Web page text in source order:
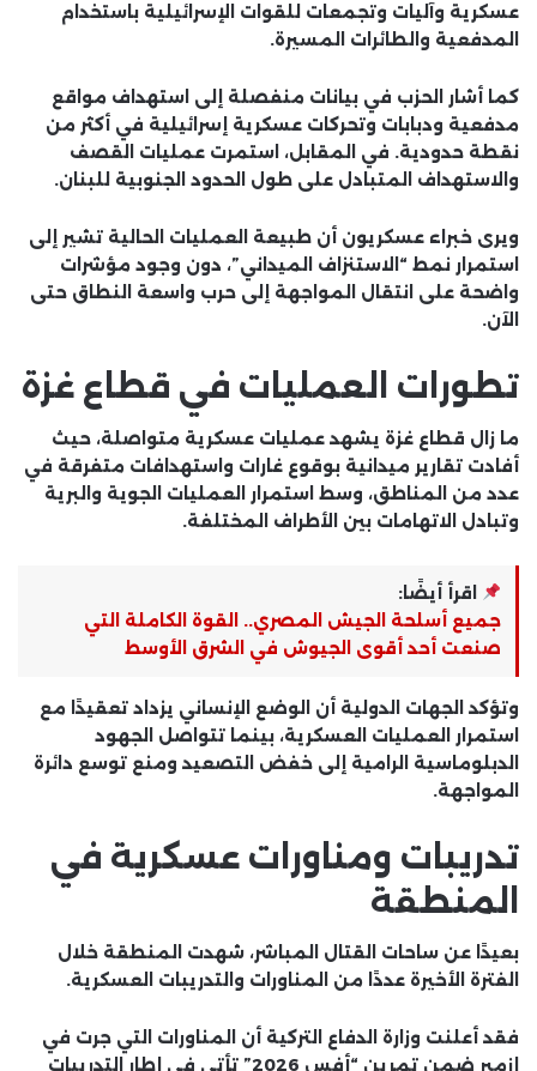
عسكرية وآليات وتجمعات للقوات الإسرائيلية باستخدام
المدفعية والطائرات المسيرة.
كما أشار الحزب في بيانات منفصلة إلى استهداف مواقع
مدفعية ودبابات وتحركات عسكرية إسرائيلية في أكثر من
نقطة حدودية. في المقابل، استمرت عمليات القصف
والاستهداف المتبادل على طول الحدود الجنوبية للبنان.
ويرى خبراء عسكريون أن طبيعة العمليات الحالية تشير إلى
استمرار نمط “الاستنزاف الميداني”، دون وجود مؤشرات
واضحة على انتقال المواجهة إلى حرب واسعة النطاق حتى
الآن.
تطورات العمليات في قطاع غزة
ما زال قطاع غزة يشهد عمليات عسكرية متواصلة، حيث
أفادت تقارير ميدانية بوقوع غارات واستهدافات متفرقة في
عدد من المناطق، وسط استمرار العمليات الجوية والبرية
وتبادل الاتهامات بين الأطراف المختلفة.
اقرأ أيضًا:
جميع أسلحة الجيش المصري.. القوة الكاملة التي
صنعت أحد أقوى الجيوش في الشرق الأوسط
وتؤكد الجهات الدولية أن الوضع الإنساني يزداد تعقيدًا مع
استمرار العمليات العسكرية، بينما تتواصل الجهود
الدبلوماسية الرامية إلى خفض التصعيد ومنع توسع دائرة
المواجهة.
تدريبات ومناورات عسكرية في
المنطقة
بعيدًا عن ساحات القتال المباشر، شهدت المنطقة خلال
الفترة الأخيرة عددًا من المناورات والتدريبات العسكرية.
فقد أعلنت وزارة الدفاع التركية أن المناورات التي جرت في
إزمير ضمن تمرين “أفس 2026” تأتي في إطار التدريبات